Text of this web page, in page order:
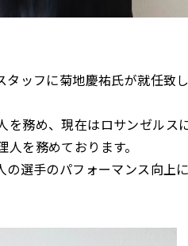
タッフに菊地慶祐氏が就任致
を務め、現在はロサンゼルス
を務めております。
の選手のパフォーマンス向上